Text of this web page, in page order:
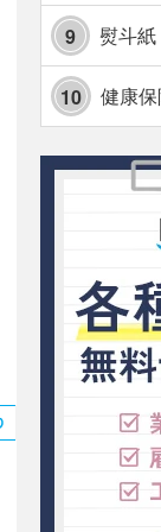
9
10